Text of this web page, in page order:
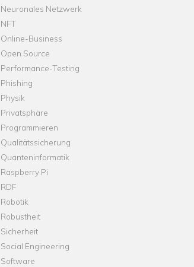
Neuronales Netzwerk
NFT
Online-Business
Open Source
Performance-Testing
Phishing
Physik
Privatsphäre
Programmieren
Qualitätssicherung
Quanteninformatik
Raspberry Pi
RDF
Robotik
Robustheit
Sicherheit
Social Engineering
Software